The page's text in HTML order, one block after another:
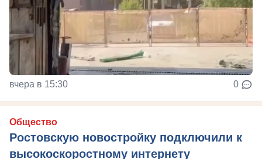
вчера в 15:30 0
Общество
Ростовскую новостройку подключили к
высокоскоростному интернету